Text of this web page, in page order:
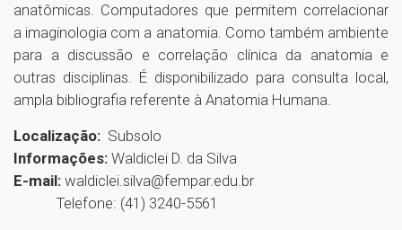
anatômicas. Computadores que permitem correlacionar
a imaginologia com a anatomia. Como também ambiente
para a discussão e correlação clínica da anatomia e
outras disciplinas. É disponibilizado para consulta local,
ampla bibliografia referente à Anatomia Humana.
Localização: Subsolo
Informações: Waldiclei D. da Silva
E-mail: waldiclei.silva@fempar.edu.br
Telefone: (41) 3240-5561